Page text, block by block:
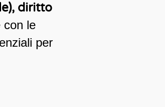
diritto
con le
per